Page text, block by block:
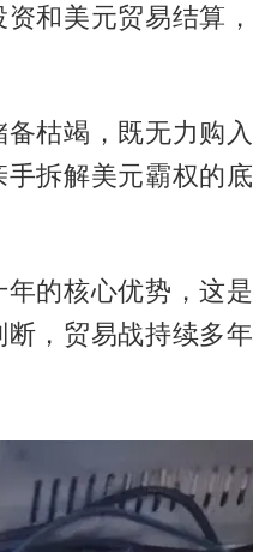
和美元贸易结算，
枯竭，既无力购入
拆解美元霸权的底
的核心优势，这是
，贸易战持续多年